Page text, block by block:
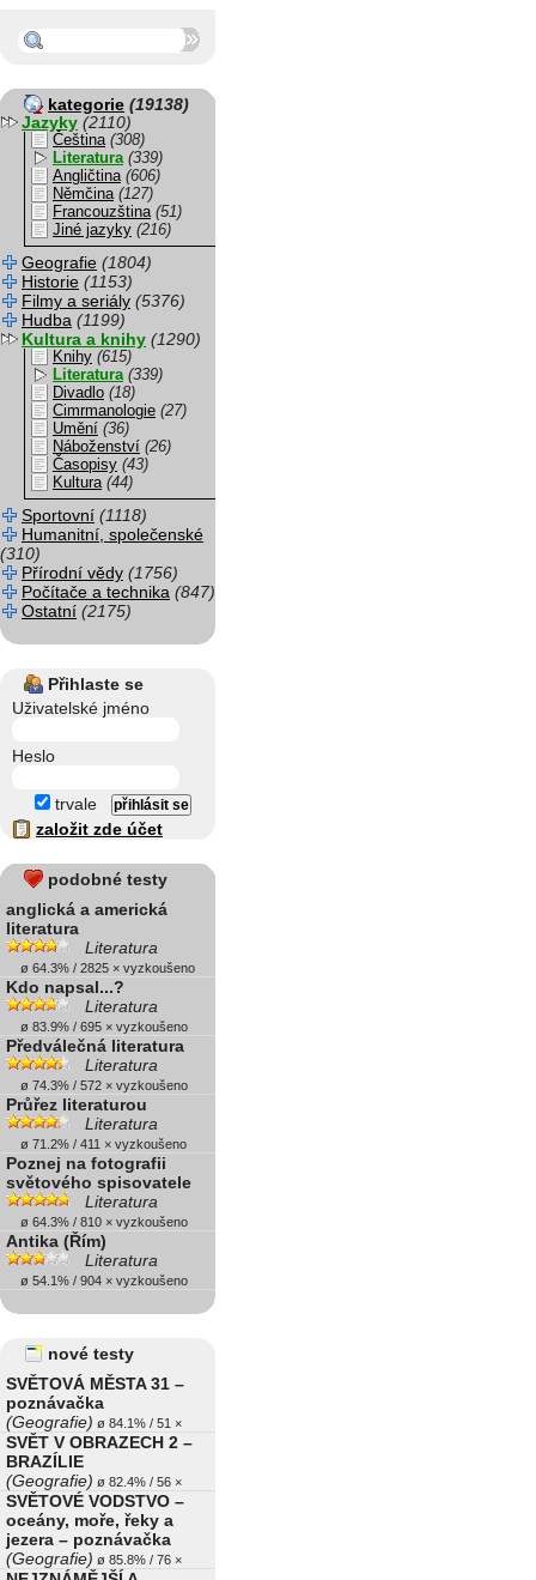
kategorie (19138)
Jazyky (2110)
Čeština (308)
Literatura (339)
Angličtina (606)
Němčina (127)
Francouzština (51)
Jiné jazyky (216)
Geografie (1804)
Historie (1153)
Filmy a seriály (5376)
Hudba (1199)
Kultura a knihy (1290)
Knihy (615)
Literatura (339)
Divadlo (18)
Cimrmanologie (27)
Umění (36)
Náboženství (26)
Časopisy (43)
Kultura (44)
Sportovní (1118)
Humanitní, společenské
(310)
Přírodní vědy (1756)
Počítače a technika (847)
Ostatní (2175)
Přihlaste se
Uživatelské jméno
Heslo
trvale
založit zde účet
podobné testy
anglická a americká
literatura
Literatura
ø 64.3% / 2825 × vyzkoušeno
Kdo napsal...?
Literatura
ø 83.9% / 695 × vyzkoušeno
Předválečná literatura
Literatura
ø 74.3% / 572 × vyzkoušeno
Průřez literaturou
Literatura
ø 71.2% / 411 × vyzkoušeno
Poznej na fotografii
světového spisovatele
Literatura
ø 64.3% / 810 × vyzkoušeno
Antika (Řím)
Literatura
ø 54.1% / 904 × vyzkoušeno
nové testy
SVĚTOVÁ MĚSTA 31 –
poznávačka
(Geografie) ø 84.1% / 51 ×
SVĚT V OBRAZECH 2 –
BRAZÍLIE
(Geografie) ø 82.4% / 56 ×
SVĚTOVÉ VODSTVO –
oceány, moře, řeky a
jezera – poznávačka
(Geografie) ø 85.8% / 76 ×